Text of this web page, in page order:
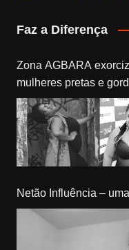
Faz a Diferença
Zona AGBARA
mulheres pretas e
Netão Influência –